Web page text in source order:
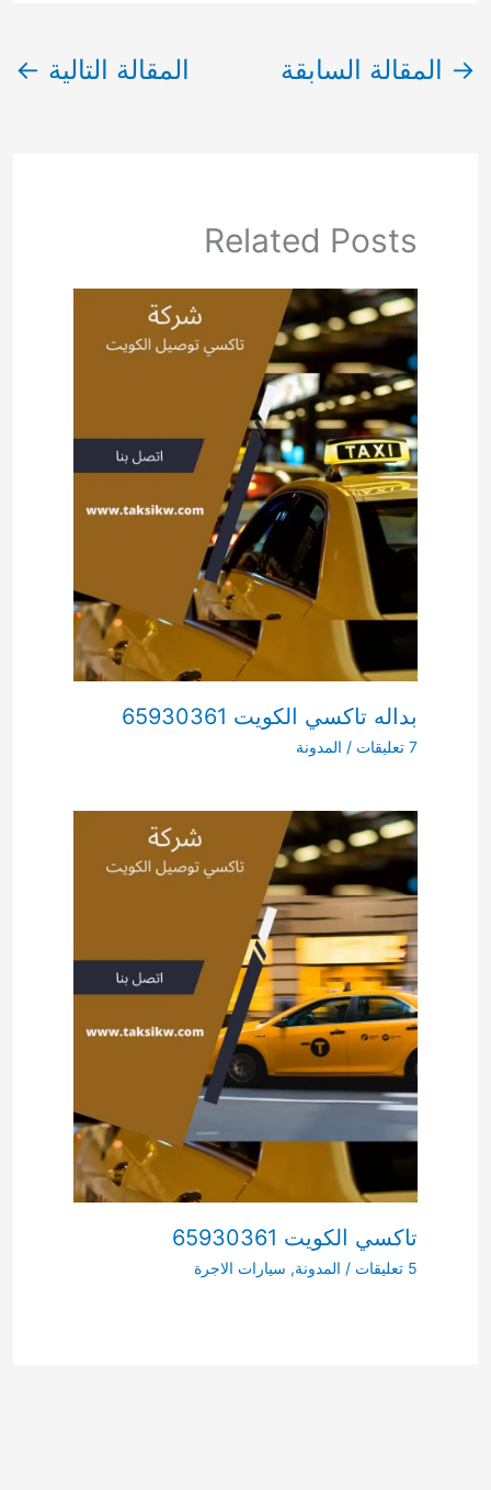
→ المقالة السابقة المقالة التالية ←
Related Posts
بداله تاكسي الكويت 65930361
7 تعليقات / المدونة
تاكسي الكويت 65930361
5 تعليقات / المدونة, سيارات الاجرة